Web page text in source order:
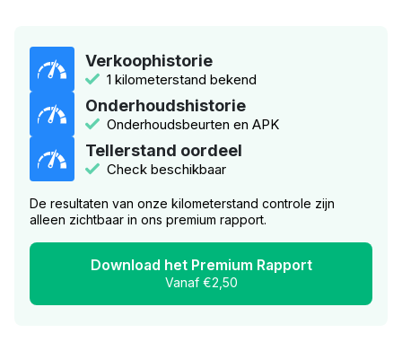
Verkoophistorie
1 kilometerstand bekend
Onderhoudshistorie
Onderhoudsbeurten en APK
Tellerstand oordeel
Check beschikbaar
De resultaten van onze kilometerstand controle zijn
alleen zichtbaar in ons premium rapport.
Download het Premium Rapport
Vanaf €2,50